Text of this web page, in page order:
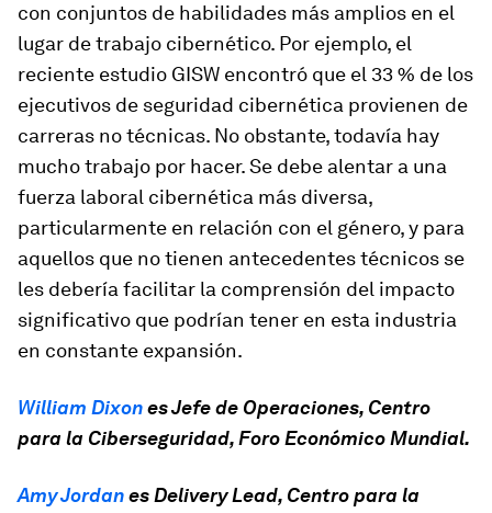
con conjuntos de habilidades más amplios en el
lugar de trabajo cibernético. Por ejemplo, el
reciente estudio GISW encontró que el 33 % de los
ejecutivos de seguridad cibernética provienen de
carreras no técnicas. No obstante, todavía hay
mucho trabajo por hacer. Se debe alentar a una
fuerza laboral cibernética más diversa,
particularmente en relación con el género, y para
aquellos que no tienen antecedentes técnicos se
les debería facilitar la comprensión del impacto
significativo que podrían tener en esta industria
en constante expansión.
William Dixones Jefe de Operaciones, Centro
para la Ciberseguridad, Foro Económico Mundial.
Amy Jordanes Delivery Lead, Centro para la